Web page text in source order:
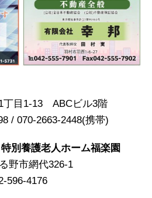
丁目1-13 ABCビル3階
/ 070-2663-2448(携帯)
別養護老人ホーム福楽園
野市網代326-1
596-4176